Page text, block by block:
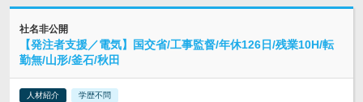
社名非公開
【発注者支援／電気】国交省/工事監督/年休126日/残業10H/転
勤無/山形/釜石/秋田
人材紹介 学歴不問